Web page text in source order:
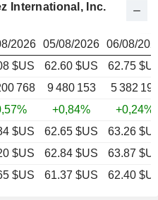
International, Inc.
2026 05/08/2026 06/08/
$US 62.60 $US
62.75
768 9 480 153
5 382
+0,84%
+0,24%
$US 62.65 $US
63.26
$US 62.84 $US
63.87
$US 61.37 $US 62.40